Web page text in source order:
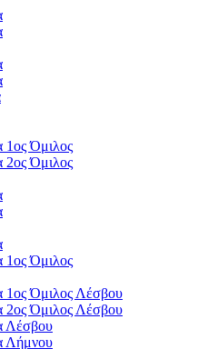
1ος Όμιλος
2ος Όμιλος
1ος Όμιλος
1ος Όμιλος Λέσβου
2ος Όμιλος Λέσβου
Λέσβου
Λήμνου